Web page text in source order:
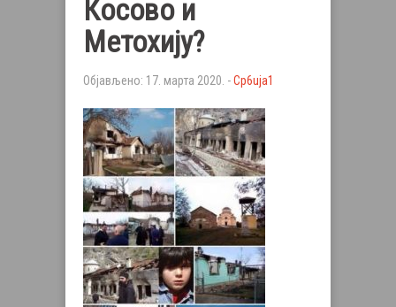
Косово и
Метохију?
Објављено: 17. марта 2020. -Сp6uja1